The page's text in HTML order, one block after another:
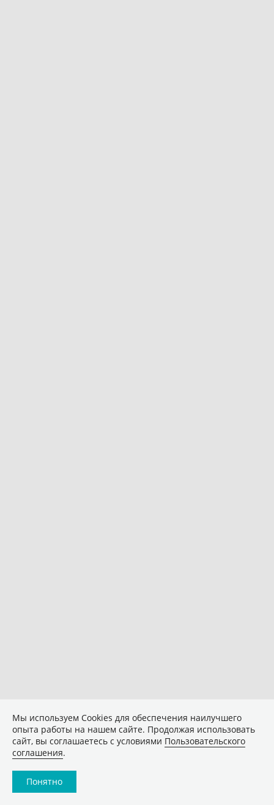
Мы используем Сookies для обеспечения наилучшего
опыта работы на нашем сайте. Продолжая использовать
сайт, вы соглашаетесь с условиями Пользовательского
соглашения.
Понятно